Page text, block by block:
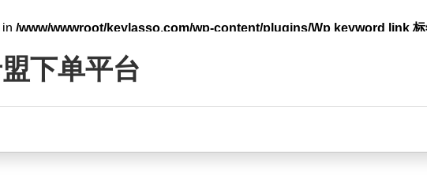
/www/wwwroot/keylasso.com/wp-content/plugins/Wp keyword link
下单平台